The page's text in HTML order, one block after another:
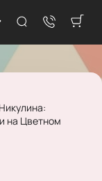
на Цветном